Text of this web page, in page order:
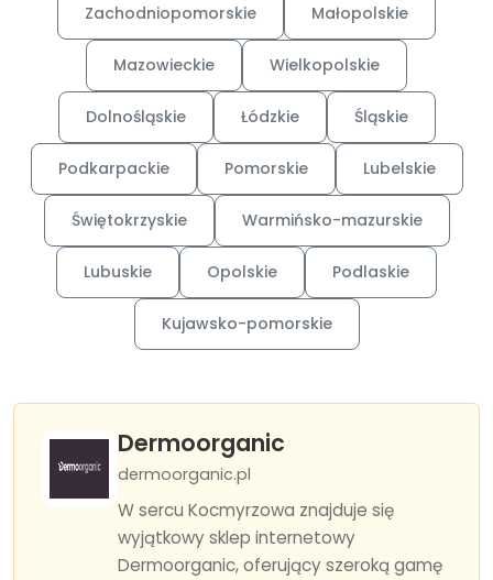
Zachodniopomorskie Małopolskie
Mazowieckie Wielkopolskie
Dolnośląskie Łódzkie Śląskie
Podkarpackie Pomorskie Lubelskie
Świętokrzyskie Warmińsko-mazurskie
Lubuskie Opolskie Podlaskie
Kujawsko-pomorskie
Dermoorganic
dermoorganic.pl
W sercu Kocmyrzowa znajduje się
wyjątkowy sklep internetowy
Dermoorganic, oferujący szeroką gamę